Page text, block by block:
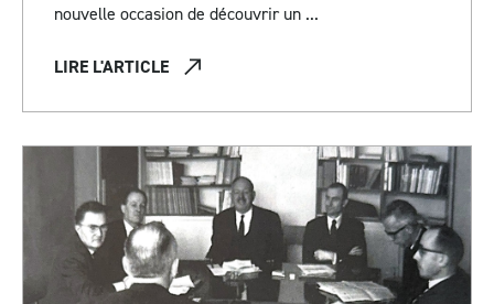
nouvelle occasion de découvrir un ...
LIRE L'ARTICLE